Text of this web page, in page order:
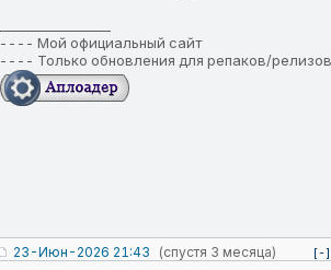
---- Мой официальный сайт
---- Только обновления для репаков/релизов
23-Июн-2026 21:43 (спустя 3 месяца) [-]